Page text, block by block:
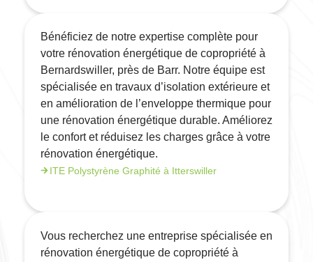
Bénéficiez de notre expertise complète pour
votre rénovation énergétique de copropriété à
Bernardswiller, près de Barr. Notre équipe est
spécialisée en travaux d’isolation extérieure et
en amélioration de l’enveloppe thermique pour
une rénovation énergétique durable. Améliorez
le confort et réduisez les charges grâce à votre
rénovation énergétique.
ITE Polystyrène Graphité à Itterswiller
Vous recherchez une entreprise spécialisée en
rénovation énergétique de copropriété à